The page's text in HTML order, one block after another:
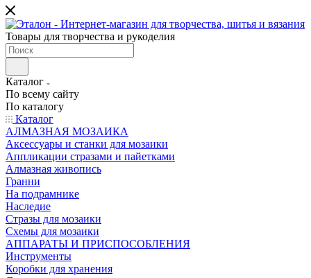
Товары для творчества и рукоделия
Каталог
По всему сайту
По каталогу
Каталог
АЛМАЗНАЯ МОЗАИКА
Аксессуары и станки для мозаики
Аппликации стразами и пайетками
Алмазная живопись
Гранни
На подрамнике
Наследие
Стразы для мозаики
Схемы для мозаики
АППАРАТЫ И ПРИСПОСОБЛЕНИЯ
Инструменты
Коробки для хранения